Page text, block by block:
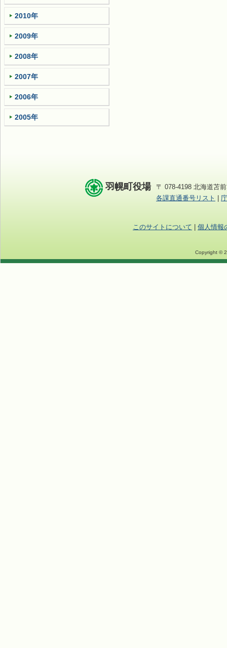
2010年
2009年
2008年
2007年
2006年
2005年
羽幌町役場
〒 078-4198 北海道苫
各課直通番号リスト
このサイトについて 個人情報
Copyright ©